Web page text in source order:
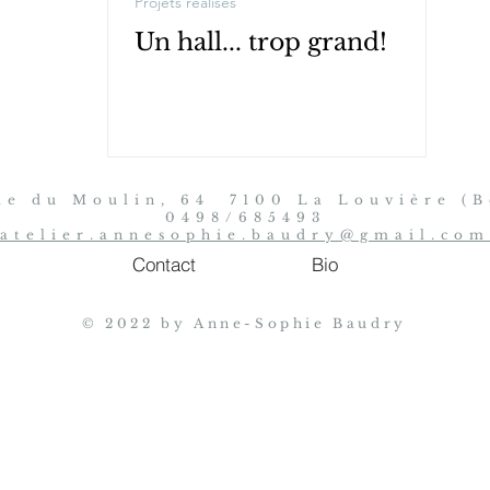
Un hall... trop grand!
© 2022 by Anne-Sophie Baudry
du Moulin, 64 7100 La Louvière
0498/685493
atelier.annesophie.baudry@gmail.com
Bio
Contact